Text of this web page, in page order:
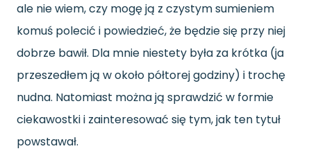
ale nie wiem, czy mogę ją z czystym sumieniem
komuś polecić i powiedzieć, że będzie się przy niej
dobrze bawił. Dla mnie niestety była za krótka (ja
przeszedłem ją w około półtorej godziny) i trochę
nudna. Natomiast można ją sprawdzić w formie
ciekawostki i zainteresować się tym, jak ten tytuł
powstawał.